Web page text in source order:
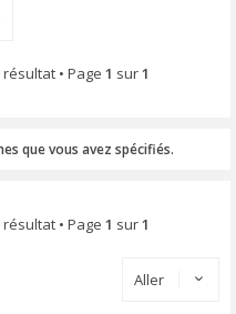
• Page 1 sur1
que vous avez spécifiés.
• Page 1 sur1
Aller